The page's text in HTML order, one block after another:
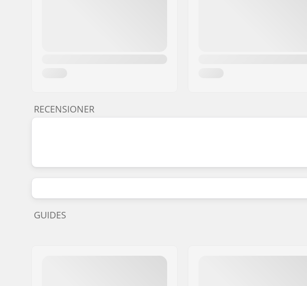
RECENSIONER
GUIDES